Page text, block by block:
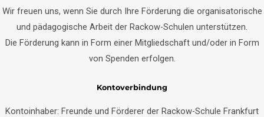
Wir freuen uns, wenn Sie durch Ihre Förderung die organisatorische
und pädagogische Arbeit der Rackow-Schulen unterstützen.
Die Förderung kann in Form einer Mitgliedschaft und/oder in Form
von Spenden erfolgen.
Kontoverbindung
Kontoinhaber: Freunde und Förderer der Rackow-Schule Frankfurt